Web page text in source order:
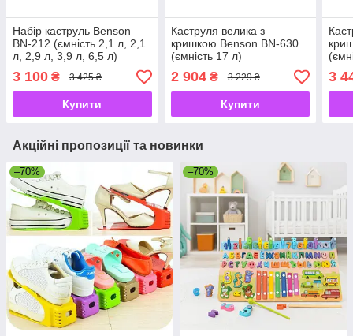
Набір каструль Benson
BN-212 (ємність 2,1 л, 2,1
л, 2,9 л, 3,9 л, 6,5 л)
3 100 ₴ 3 425 ₴
Купити
Каструля велика з
кришкою Benson BN-630
(ємність 17 л)
2 904₴ 3 229 ₴
Купити
3
Акційні пропозиції та новинки
–70% –70%